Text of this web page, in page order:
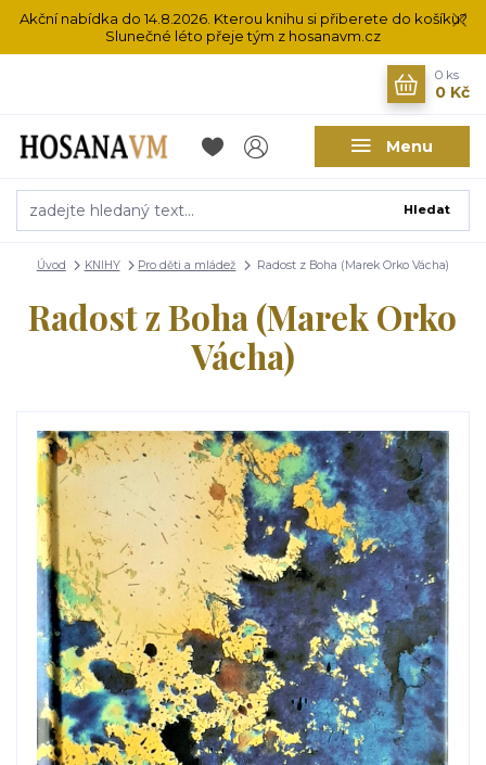
Akční nabídka do 14.8.2026. Kterou knihu si přiberete do košíku?
Slunečné léto přeje tým z hosanavm.cz
Menu
Hledat
0 ks
0 Kč
Úvod KNIHY Pro děti a mládež Radost z Boha (Marek Orko Vácha)
Radost z Boha (Marek Orko
Vácha)